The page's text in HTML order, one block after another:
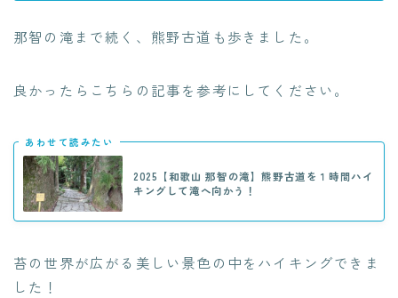
那智の滝まで続く、熊野古道も歩きました。
良かったらこちらの記事を参考にしてください。
あわせて読みたい
2025【和歌山 那智の滝】熊野古道を１時間ハイ
キングして滝へ向かう！
苔の世界が広がる美しい景色の中をハイキングできま
した！